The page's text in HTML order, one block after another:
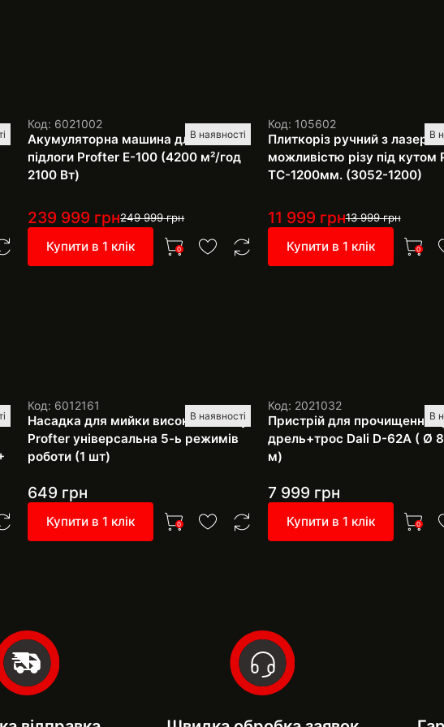
В наявності
Код: 6021002
Акумуляторна машина для миття
підлоги Profter E-100 (4200 м²/год
2100 Вт)
239 999 грн249 999грн
Купити в 1 клік 0
В
Код: 105602
Плиткоріз ручний з
можливістю різу під кутом
TC-1200мм. (3052-1200)
11 999 грн13 999грн
Купити в 1 клік 0
В наявності
Код: 6012161
Насадка для мийки високого тиску
Profter універсальна 5-ь режимів
роботи (1 шт)
649 грн
Купити в 1 клік 0
В
Код: 2021032
Пристрій для прочищення
дрель+трос Dali D-62A ( Ø
м)
7 999 грн
Купити в 1 клік 0